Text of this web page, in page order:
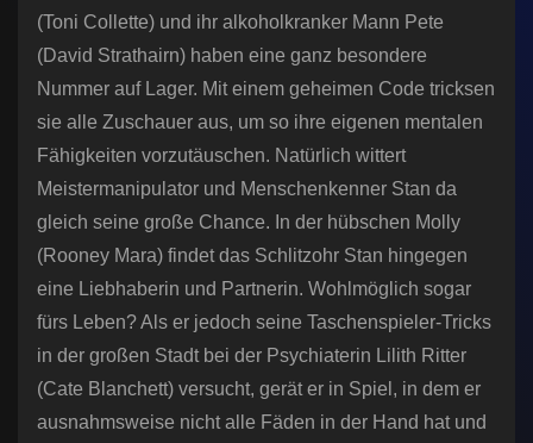
(Toni Collette) und ihr alkoholkranker Mann Pete
(David Strathairn) haben eine ganz besondere
Nummer auf Lager. Mit einem geheimen Code tricksen
sie alle Zuschauer aus, um so ihre eigenen mentalen
Fähigkeiten vorzutäuschen. Natürlich wittert
Meistermanipulator und Menschenkenner Stan da
gleich seine große Chance. In der hübschen Molly
(Rooney Mara) findet das Schlitzohr Stan hingegen
eine Liebhaberin und Partnerin. Wohlmöglich sogar
fürs Leben? Als er jedoch seine Taschenspieler-Tricks
in der großen Stadt bei der Psychiaterin Lilith Ritter
(Cate Blanchett) versucht, gerät er in Spiel, in dem er
ausnahmsweise nicht alle Fäden in der Hand hat und